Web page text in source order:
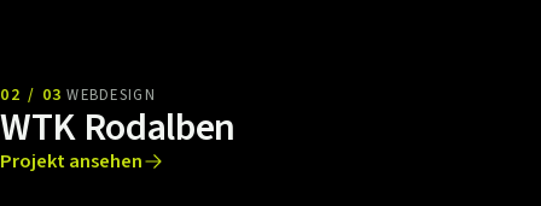
02 / 03 WEBDESIGN
WTK Rodalben
Projekt ansehen